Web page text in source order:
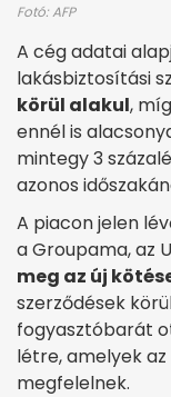
Fotó: AFP
A cég adatai
lakásbiztosítási
körül alakul,
ennél is
mintegy 3
azonos
A piacon jelen
a Groupama, az
meg az új
szerződések
fogyasztóbarát
létre, amelyek
megfelelnek.